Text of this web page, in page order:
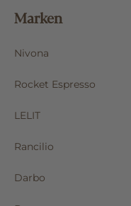
Marken
Nivona
Rocket Espresso
LELIT
Rancilio
Darbo